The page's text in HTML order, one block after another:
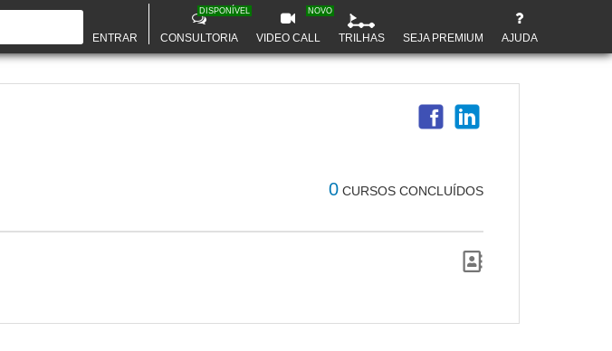
ENTRAR CONSULTORIA
DISPONÍVEL
VIDEO CALL
NOVO
TRILHAS SEJA PREMIUM AJUDA
0 CURSOS CONCLUÍDOS